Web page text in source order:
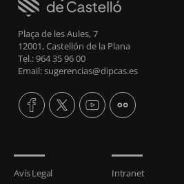
Plaça de les Aules, 7
12001, Castellón de la Plana
Tel.: 964 35 96 00
Email: sugerencias@dipcas.es
Avís Legal
Intranet